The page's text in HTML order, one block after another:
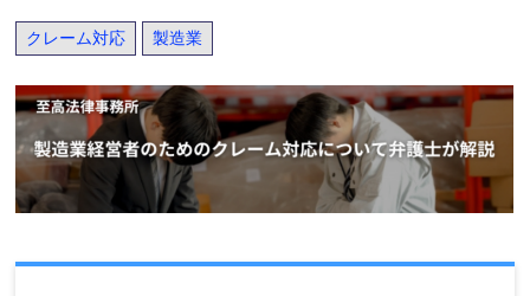
クレーム対応 製造業